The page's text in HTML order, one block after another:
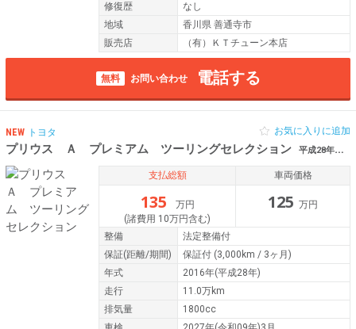
修復歴
なし
地域
香川県 善通寺市
販売店
（有）ＫＴチューン本店
無料 お問い合わせ 電話する
NEW トヨタ
プリウス Ａ プレミアム ツーリングセレクション 平成28年（2016年） 11万km 新潟県阿賀野市
お気に入りに追加
支払総額
135
万円
(諸費用 10万円含む)
車両価格
125 万円
整備
法定整備付
保証(距離/期間) 保証付 (3,000km / 3ヶ月)
年式
2016年(平成28年)
走行
11.0万km
排気量
1800cc